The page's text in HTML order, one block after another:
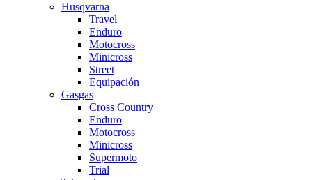
Husqvarna
Travel
Enduro
Motocross
Minicross
Street
Equipación
Gasgas
Cross Country
Enduro
Motocross
Minicross
Supermoto
Trial